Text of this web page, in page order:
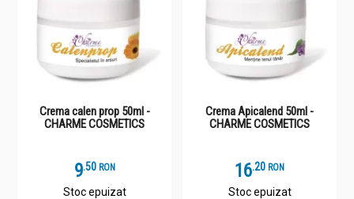
Crema calen prop 50ml -
CHARME COSMETICS
9.5 RON
Stoc epuizat
Crema Apicalend 50ml -
CHARME COSMETICS
16.2 RON
Stoc epuizat